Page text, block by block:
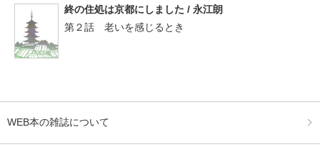
終の住処は京都にしました / 永江朗
第２話 老いを感じるとき
WEB本の雑誌について